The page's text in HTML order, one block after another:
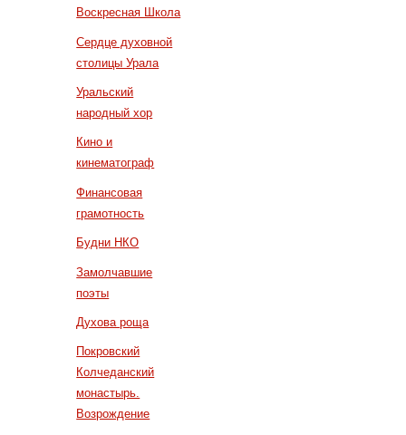
Воскресная Школа
Сердце духовной
столицы Урала
Уральский
народный хор
Кино и
кинематограф
Финансовая
грамотность
Будни НКО
Замолчавшие
поэты
Духова роща
Покровский
Колчеданский
монастырь.
Возрождение